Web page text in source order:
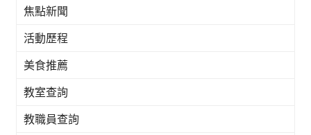
焦點新聞
活動歷程
美食推薦
教室查詢
教職員查詢